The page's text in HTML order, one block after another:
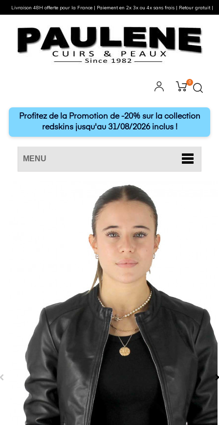
0
Profitez de la Promotion de -20% sur la collection
redskins jusqu'au 31/08/2026 inclus !
MENU
Livraison 48H offerte pour la France | Paiement en 2x 3x ou 4x sans frais | Retour gratuit |